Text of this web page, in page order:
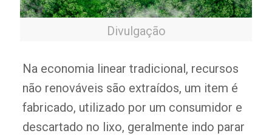
Divulgação
Na economia linear tradicional, recursos
não renováveis são extraídos, um item é
fabricado, utilizado por um consumidor e
descartado no lixo, geralmente indo parar